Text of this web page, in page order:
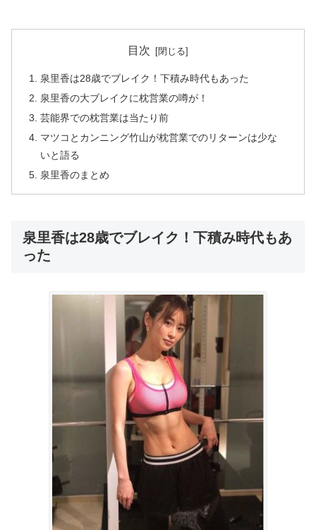
目次
泉里香は28歳でブレイク！下積み時代もあった
泉里香の大ブレイクに枕営業の噂が！
芸能界での枕営業は当たり前
マツコとカンニング竹山が枕営業でのリターンは少な
いと語る
泉里香のまとめ
泉里香は28歳でブレイク！下積み時代もあ
った